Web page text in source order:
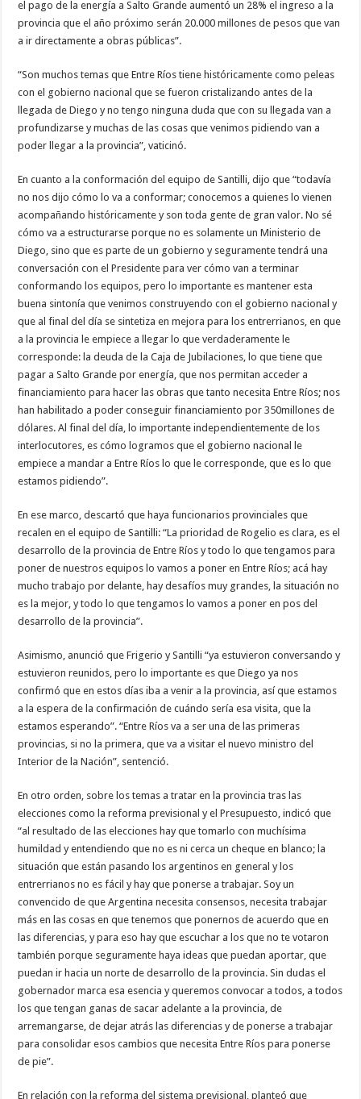
el pago de la energía a Salto Grande aumentó un 28% el ingreso a la
provincia que el año próximo serán 20.000 millones de pesos que van
a ir directamente a obras públicas”.
“Son muchos temas que Entre Ríos tiene históricamente como peleas
con el gobierno nacional que se fueron cristalizando antes de la
llegada de Diego y no tengo ninguna duda que con su llegada van a
profundizarse y muchas de las cosas que venimos pidiendo van a
poder llegar a la provincia”, vaticinó.
En cuanto a la conformación del equipo de Santilli, dijo que “todavía
no nos dijo cómo lo va a conformar; conocemos a quienes lo vienen
acompañando históricamente y son toda gente de gran valor. No sé
cómo va a estructurarse porque no es solamente un Ministerio de
Diego, sino que es parte de un gobierno y seguramente tendrá una
conversación con el Presidente para ver cómo van a terminar
conformando los equipos, pero lo importante es mantener esta
buena sintonía que venimos construyendo con el gobierno nacional y
que al final del día se sintetiza en mejora para los entrerrianos, en que
a la provincia le empiece a llegar lo que verdaderamente le
corresponde: la deuda de la Caja de Jubilaciones, lo que tiene que
pagar a Salto Grande por energía, que nos permitan acceder a
financiamiento para hacer las obras que tanto necesita Entre Ríos; nos
han habilitado a poder conseguir financiamiento por 350millones de
dólares. Al final del día, lo importante independientemente de los
interlocutores, es cómo logramos que el gobierno nacional le
empiece a mandar a Entre Ríos lo que le corresponde, que es lo que
estamos pidiendo”.
En ese marco, descartó que haya funcionarios provinciales que
recalen en el equipo de Santilli: “La prioridad de Rogelio es clara, es el
desarrollo de la provincia de Entre Ríos y todo lo que tengamos para
poner de nuestros equipos lo vamos a poner en Entre Ríos; acá hay
mucho trabajo por delante, hay desafíos muy grandes, la situación no
es la mejor, y todo lo que tengamos lo vamos a poner en pos del
desarrollo de la provincia”.
Asimismo, anunció que Frigerio y Santilli “ya estuvieron conversando y
estuvieron reunidos, pero lo importante es que Diego ya nos
confirmó que en estos días iba a venir a la provincia, así que estamos
a la espera de la confirmación de cuándo sería esa visita, que la
estamos esperando”. “Entre Ríos va a ser una de las primeras
provincias, si no la primera, que va a visitar el nuevo ministro del
Interior de la Nación”, sentenció.
En otro orden, sobre los temas a tratar en la provincia tras las
elecciones como la reforma previsional y el Presupuesto, indicó que
“al resultado de las elecciones hay que tomarlo con muchísima
humildad y entendiendo que no es ni cerca un cheque en blanco; la
situación que están pasando los argentinos en general y los
entrerrianos no es fácil y hay que ponerse a trabajar. Soy un
convencido de que Argentina necesita consensos, necesita trabajar
más en las cosas en que tenemos que ponernos de acuerdo que en
las diferencias, y para eso hay que escuchar a los que no te votaron
también porque seguramente haya ideas que puedan aportar, que
puedan ir hacia un norte de desarrollo de la provincia. Sin dudas el
gobernador marca esa esencia y queremos convocar a todos, a todos
los que tengan ganas de sacar adelante a la provincia, de
arremangarse, de dejar atrás las diferencias y de ponerse a trabajar
para consolidar esos cambios que necesita Entre Ríos para ponerse
de pie”.
En relación con la reforma del sistema previsional, planteó que